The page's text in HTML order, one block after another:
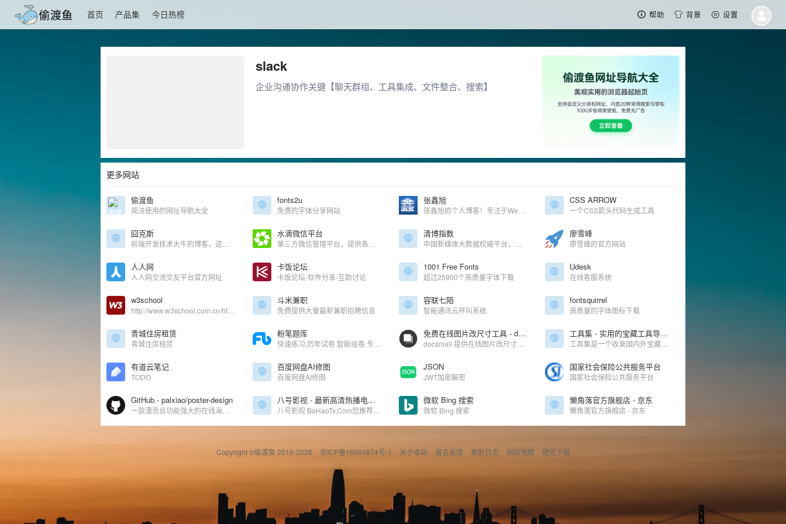
首页 产品集 今日热榜 帮助 背景 设置
slack
企业沟通协作关键【聊天群组、工具集成、文件整合、搜索】
更多网站
偷渡鱼
简洁使用的网址导航大全
fonts2u
免费的字体分享网站
张鑫旭 CSS ARROW
一个CSS箭头代码生成工具
囧克斯 水滴微信平台 清博指数 廖雪峰
廖雪峰的官方网站
人人网
人人网交流交友平台官方网址
卡饭论坛
卡饭论坛-软件分享-互助讨论
1001 Free Fonts
超过25900个高质量字体下载
Udesk
在线客服系统
w3school 斗米兼职
免费提供大量最新兼职招聘信息
容联七陌
智能通讯云呼叫系统
fontsquirrel
高质量的字体图标下载
青城住房租赁
青城住房租赁
粉笔题库 免费在线图片改尺寸工具 - docsmall 工具集 - 实用的宝藏工具导航网站
有道云笔记
TODO
百度网盘AI修图
百度网盘AI修图
JSON
JWT加密解密
国家社会保险公共服务平台
国家社会保险公共服务平台
GitHub - palxiao/poster-design 八号影视 - 最新高清热播电影-好看的电视剧免费在线观看! 微软 Bing 搜索
微软 Bing 搜索
懒角落官方旗舰店 - 京东
懒角落官方旗舰店 - 京东
Copyright ©偷渡鱼 2016-2026 京ICP备16001874号-1 关于本站 留言反馈 更新日志 网站地图 壁纸下载